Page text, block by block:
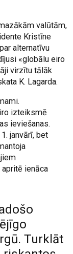
valūtām,
Kristīne
alternatīvu
«globālu eiro
virzītu tālāk
K. Lagarda.
izteiksmē
ieviešanas.
janvārī, bet
ienāca
Turklāt